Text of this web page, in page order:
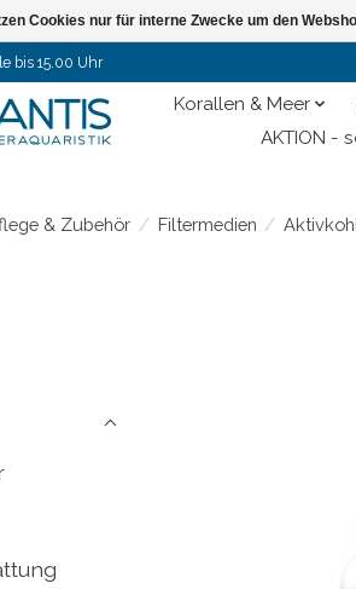
bis 15.00 Uhr
Korallen & Meer
AKTION -
& Zubehör / Filtermedien /
Cookies nur für interne Zwecke um den